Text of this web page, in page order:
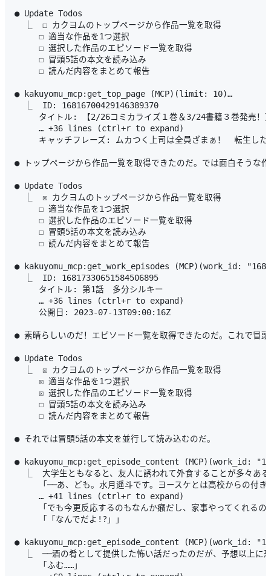
● Update Todos
  ⎿  ☐ カクヨムのトップページから作品一覧を取得
     ☐ 適当な作品を1つ選択
     ☐ 選択した作品のエピソード一覧を取得
     ☐ 冒頭5話の本文を読み込み
     ☐ 読んだ内容をまとめて報告
● kakuyomu_mcp:get_top_page (MCP)(limit: 10)…
  ⎿  ID: 16816700429146389370
タイトル: 【2/26コミカライズ１巻＆3/24書籍３巻発売！
     … +36 lines (ctrl+r to expand)
キャッチフレーズ: ムカつく上司は全員ざまぁ！　転生した
● トップページから作品一覧を取得できたのだ。では面白そうな
● Update Todos
  ⎿  ☒ カクヨムのトップページから作品一覧を取得
     ☐ 適当な作品を1つ選択
     ☐ 選択した作品のエピソード一覧を取得
     ☐ 冒頭5話の本文を読み込み
     ☐ 読んだ内容をまとめて報告
● kakuyomu_mcp:get_work_episodes (MCP)(work_id:
  ⎿  ID: 16817330651584506895
     タイトル: 第1話　多分シルキー
     … +36 lines (ctrl+r to expand)
     公開日: 2023-07-13T09:00:16Z
● 素晴らしいのだ！エピソード一覧を取得できたのだ。これで冒
● Update Todos
  ⎿  ☒ カクヨムのトップページから作品一覧を取得
     ☒ 適当な作品を1つ選択
     ☒ 選択した作品のエピソード一覧を取得
     ☐ 冒頭5話の本文を読み込み
     ☐ 読んだ内容をまとめて報告
● それでは冒頭5話の本文を並行して読み込むのだ。
● kakuyomu_mcp:get_episode_content (MCP)(work_id:
⎿  大学生ともなると、友人に誘われて外食することが多々あ
「──あ、ども。水月遥斗です。ヨースケとは高校からの付き
     … +41 lines (ctrl+r to expand)
「でも今更反応するのもなんか癪だし、家事やってくれる
     「「なんでだよ!?」」
● kakuyomu_mcp:get_episode_content (MCP)(work_id:
⎿  ──酒の肴として提供した怖い話だったのだが、予想以上に
     「ふむ……」